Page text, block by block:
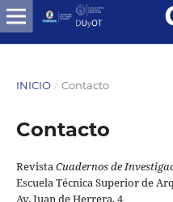
INICIO / Contacto
Contacto
RevistaCuadernos de
Escuela Técnica Superior de
Av. Juan de Herrera, 4